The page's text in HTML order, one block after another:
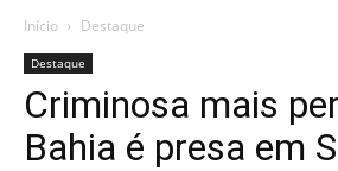
Início Destaque
Destaque
Criminosa mais
Bahia é presa em